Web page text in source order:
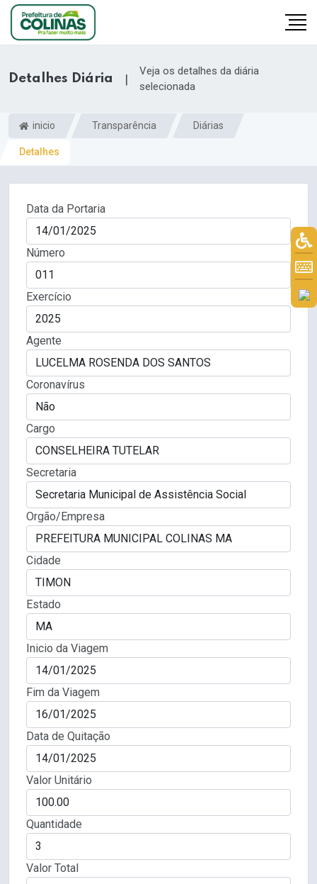
Detalhes Diária |
Veja os detalhes da diária
selecionada
inicio Transparência Diárias
Detalhes
Data da Portaria
Número
Exercício
Agente
Coronavírus
Cargo
Secretaria
Orgão/Empresa
Cidade
Estado
Inicio da Viagem
Fim da Viagem
Data de Quitação
Valor Unitário
Quantidade
Valor Total